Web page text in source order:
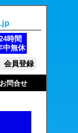
時間
中無休
会員登録
お問合せ